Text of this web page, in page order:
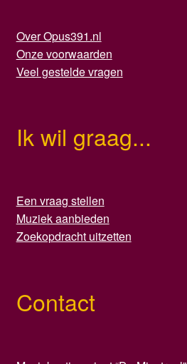
Over Opus391.nl
Onze voorwaarden
Veel gestelde vragen
Ik wil graag...
Een vraag stellen
Muziek aanbieden
Zoekopdracht uitzetten
Contact